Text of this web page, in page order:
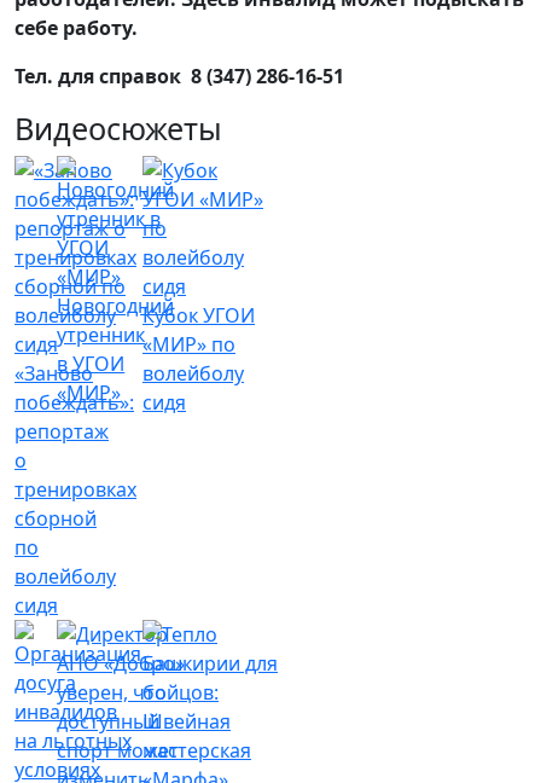
себе работу.
Тел. для справок 8 (347) 286-16-51
Видеосюжеты
«Заново
побеждать»:
репортаж
о
тренировках
сборной
по
волейболу
сидя
Новогодний
утренник
в УГОИ
«МИР»
Кубок УГОИ
«МИР» по
волейболу
сидя